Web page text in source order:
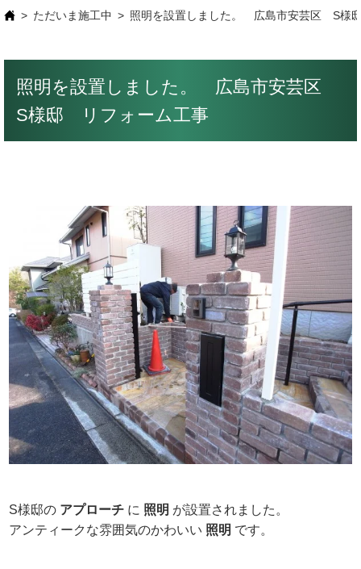
ただいま施工中 照明を設置しました。 広島市安芸区 S様
照明を設置しました。 広島市安芸区
S様邸 リフォーム工事
S様邸の アプローチ に 照明 が設置されました。
アンティークな雰囲気のかわいい 照明 です。